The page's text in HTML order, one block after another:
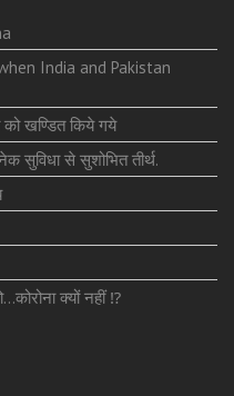
India and Pakistan
को खण्डित किये गये
सुविधा से सुशोभित तीर्थ.
क्यों नहीं ⁉️